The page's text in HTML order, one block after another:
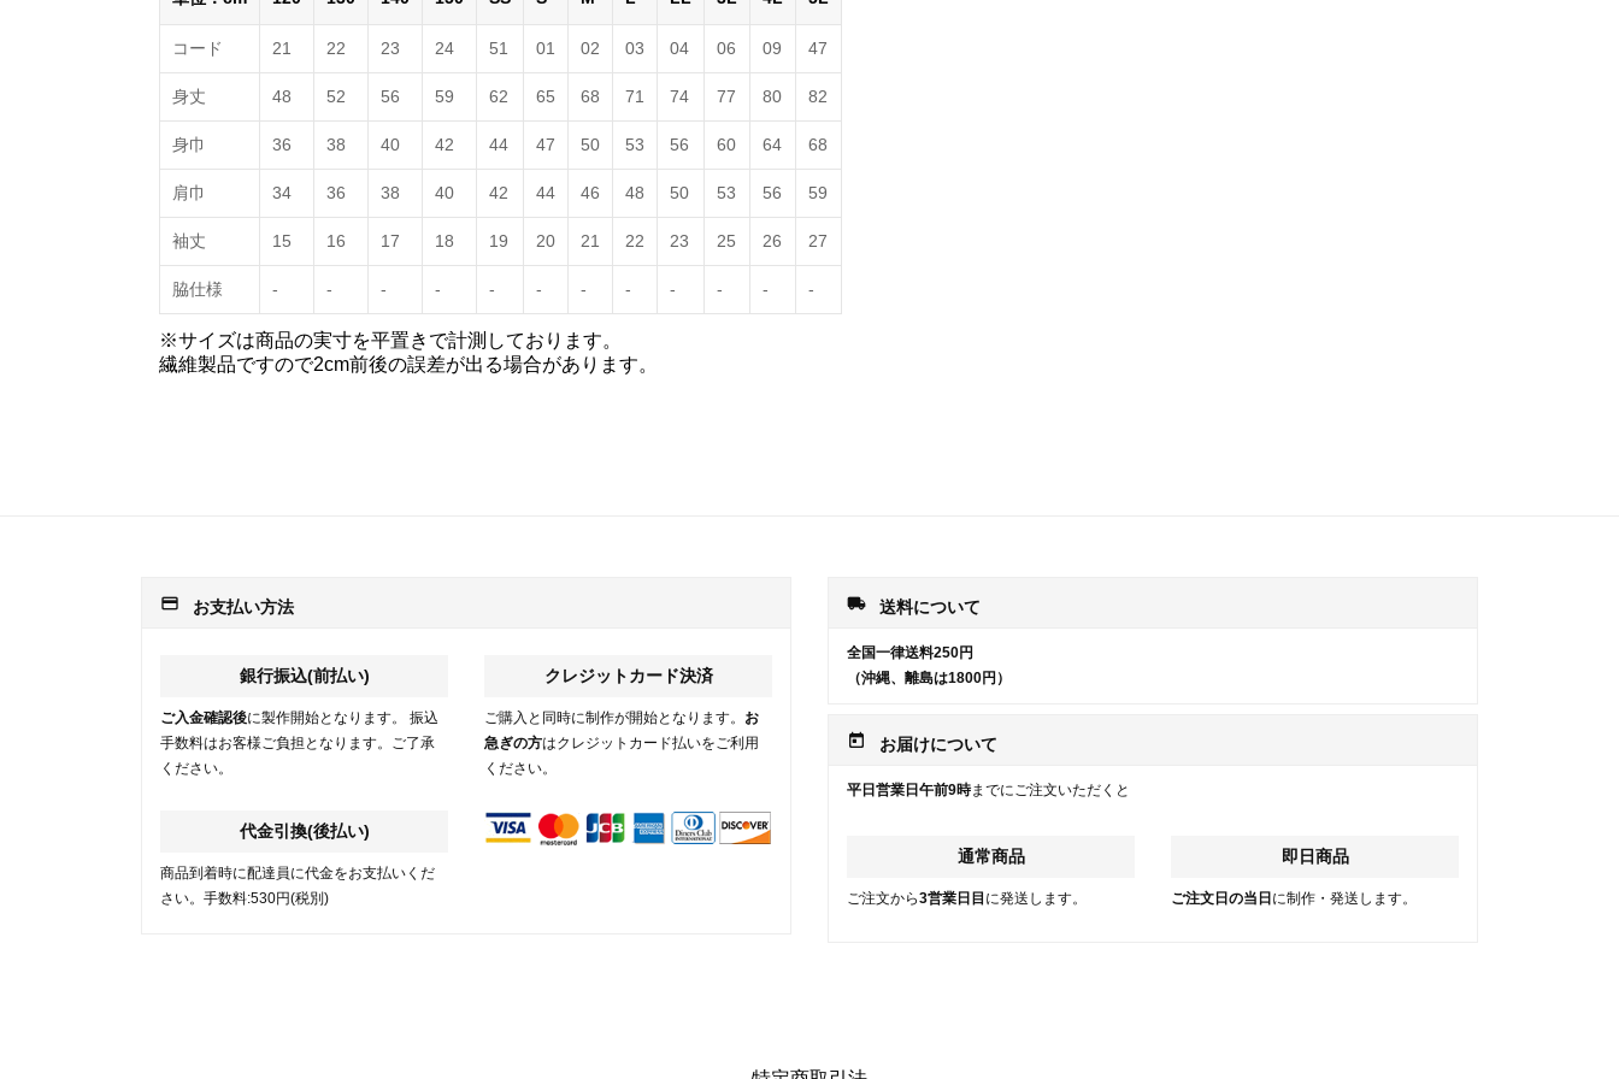
コード 21 22 23 24 51 01 02 03 04 06 09 47
身丈 48 52 56 59 62 65 68 71 74 77 80 82
身巾 36 38 40 42 44 47 50 53 56 60 64 68
肩巾 34 36 38 40 42 44 46 48 50 53 56 59
袖丈 15 16 17 18 19 20 21 22 23 25 26 27
脇仕様 - - - - - - - - - - - -
※サイズは商品の実寸を平置きで計測しております。
繊維製品ですので2cm前後の誤差が出る場合があります。
payment お支払い方法
銀行振込(前払い)
ご入金確認後に製作開始となります。 振込
手数料はお客様ご負担となります。ご了承
ください。
代金引換(後払い)
商品到着時に配達員に代金をお支払いくだ
さい。手数料:530円(税別)
クレジットカード決済
ご購入と同時に制作が開始となります。 お
急ぎの方はクレジットカード払いをご利用
ください。
local_shipping 送料について
全国一律送料250円
（沖縄、離島は1800円）
today お届けについて
平日営業日午前9時までにご注文いただくと
通常商品
ご注文から3営業日目 に発送します。
即日商品
ご注文日の当日 に制作・発送します。